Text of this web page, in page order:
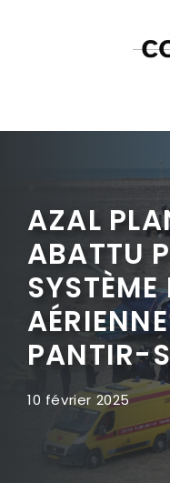
AZAL
ABATTU
SYSTÈME
PANTIR-S
10 février 2025